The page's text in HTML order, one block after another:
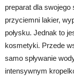
preparat dla swojego
przyciemni lakier,
połysku. Jednak to
kosmetyki. Przede
samo spływanie
intensywnym